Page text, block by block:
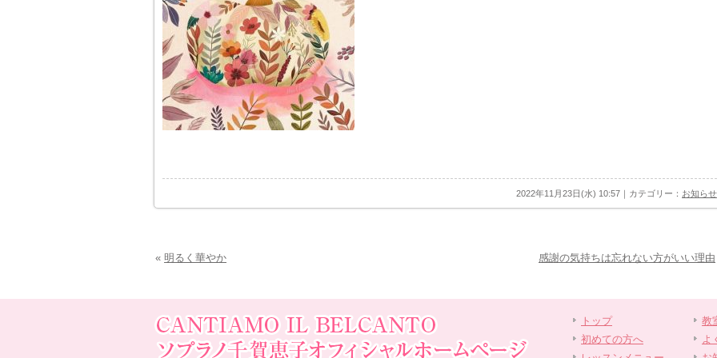
2022年11月23日(水) 10:57｜カテゴリー： お知らせ
« 明るく華やか 感謝の気持ちは忘れない方がいい理由
トップ
初めての方へ
教
よ